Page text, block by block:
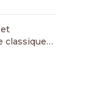
classique